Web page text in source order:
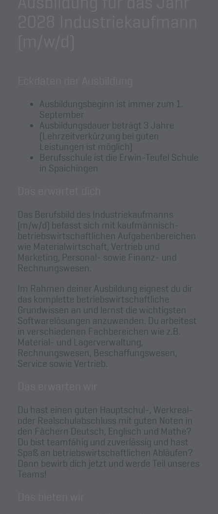
Ausbildungsbeginn ist immer zum 1.
September
Ausbildungsdauer beträgt 3 Jahre
(Lehrzeitverkürzung bei guten
Leistungen ist möglich)
Berufsschule ist die Erwin-Teufel Schule
in Spaichingen
Das Berufsbild des Industriekaufmanns
(m/w/d) befasst sich mit kaufmännisch-
betriebswirtschaftlichen Aufgabenbereichen
wie Materialwirtschaft, Vertrieb und
Marketing, Personal- sowie Finanz- und
Rechnungswesen.
Im Rahmen deiner Ausbildung eignest du dir
das komplette betriebswirtschaftliche
Grundwissen an und lernst die wichtigsten
Softwarelösungen anzuwenden. Du arbeitest
in verschiedenen Fachbereichen wie z.B.
Material- und Lagerverwaltung,
Rechnungswesen, Beschaffungswesen,
Service sowie Vertrieb.
Du hast einen guten Hauptschul-, Werkreal-
oder Realschulabschluss mit guten Noten in
den Fächern Deutsch, Englisch und Mathe?
Du bist teamfähig und zuverlässig und hast
Spaß an betriebswirtschaftlichen Abläufen?
Dann bewirb dich jetzt und werde Teil unseres
Teams!